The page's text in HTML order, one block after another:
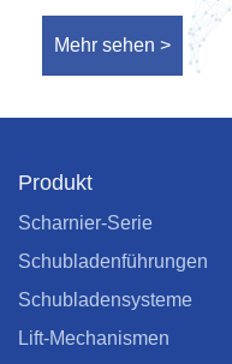
Mehr sehen >
Produkt
Scharnier-Serie
Schubladenführungen
Schubladensysteme
Lift-Mechanismen